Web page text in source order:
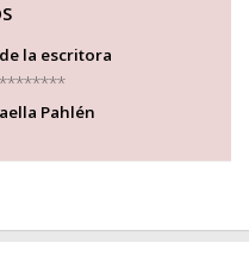
la escritora
Pahlén